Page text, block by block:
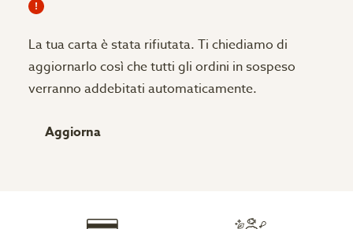
La tua carta è stata rifiutata. Ti chiediamo di
aggiornarlo così che tutti gli ordini in sospeso
verranno addebitati automaticamente.
Aggiorna